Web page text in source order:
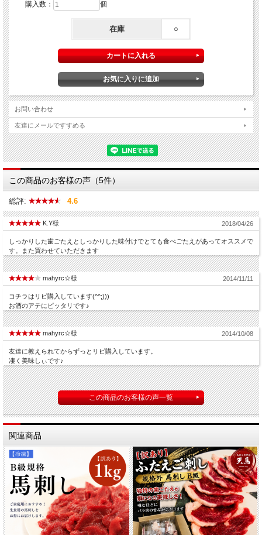
購入数： 個
在庫 ○
お問い合わせ
友達にメールですすめる
この商品のお客様の声（5件）
総評: 4.6
K.Y様 2018/04/26
しっかりした歯ごたえとしっかりした味付けでとても食べごたえがあってオススメで
す。また買わせていただきます
mahyrc☆様 2014/11/11
コチラはリピ購入しています(^^;)))
お酒のアテにピッタリです♪
mahyrc☆様 2014/10/08
友達に教えられてからずっとリピ購入しています。
凄く美味しぃです♪
この商品のお客様の声一覧
関連商品